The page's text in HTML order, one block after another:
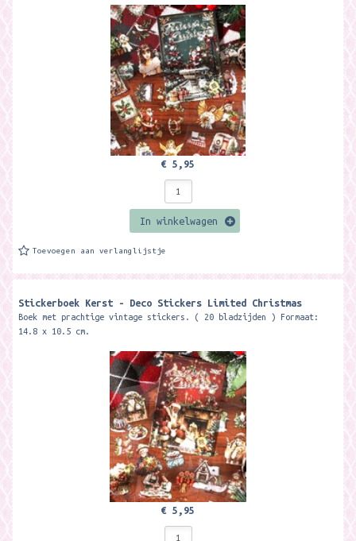
€ 5,95
In winkelwagen
Toevoegen aan verlanglijstje
Stickerboek Kerst - Deco Stickers Limited Christmas
Boek met prachtige vintage stickers. ( 20 bladzijden ) Formaat:
14.8 x 10.5 cm.
€ 5,95